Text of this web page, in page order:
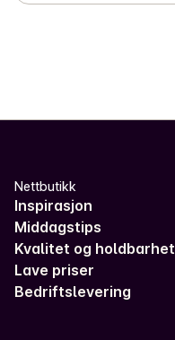
Nettbutikk
Inspirasjon
Middagstips
Kvalitet og holdbarhet
Lave priser
Bedriftslevering